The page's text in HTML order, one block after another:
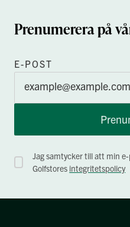
Prenumerera på
E-POST
Jag samtycker till att min
Golfstores integritetspolicy